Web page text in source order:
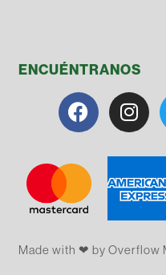
ENCUÉNTRANOS
Made with ❤ by Overflow​​